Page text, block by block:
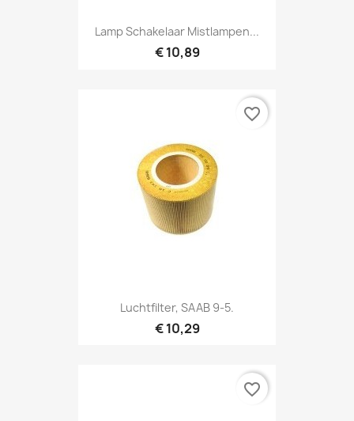
Lamp Schakelaar Mistlampen...
€ 10,89
Luchtfilter, SAAB 9-5.
€ 10,29
favorite_border
favorite_border